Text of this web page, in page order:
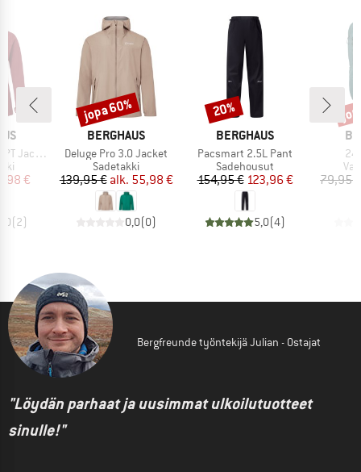
Jacket
hinta
€
(2)
MERKKI
BERGHAUS
Tuote
Deluge Pro 3.0 Jacket
Tuoteryhmä
Sadetakki
Hinta
139,95 € Alennettu hinta
alk. 55,98 €
0,0(0)
Alennus
jopa 60%
MERKKI
BERGHAUS
Tuote
Pacsmart 2.5L Pant
Tuoteryhmä
Sadehousut
Hinta
154,95 €Alennettu hinta
123,96 €
5,0(4)
Alennus
20%
79,95 €
Bergfreunde työntekijä Julian - Ostajat
"Löydän parhaat ja uusimmat ulkoilutuotteet
sinulle!"